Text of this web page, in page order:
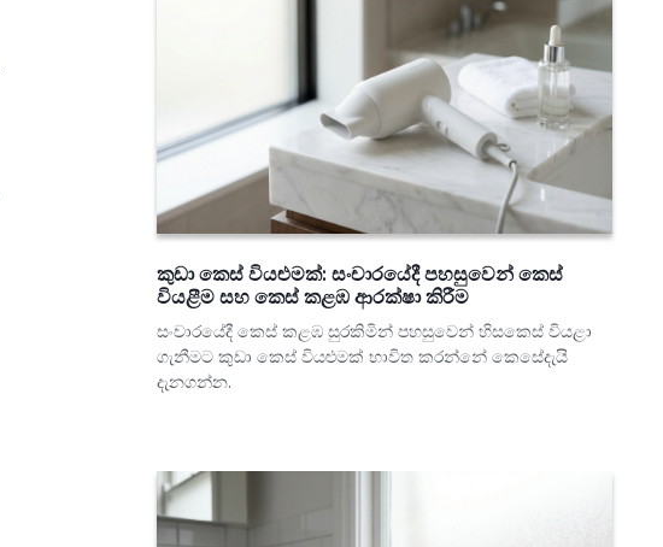
කුඩා කෙස් වියළුමක්: සංචාරයේදී පහසුවෙන් කෙස්
වියළීම සහ කෙස් කළඹ ආරක්ෂා කිරීම
සංචාරයේදී කෙස් කළඹ සුරකිමින් පහසුවෙන් හිසකෙස් වියළා
ගැනීමට කුඩා කෙස් වියළුමක් භාවිත කරන්නේ කෙසේදැයි
දැනගන්න.